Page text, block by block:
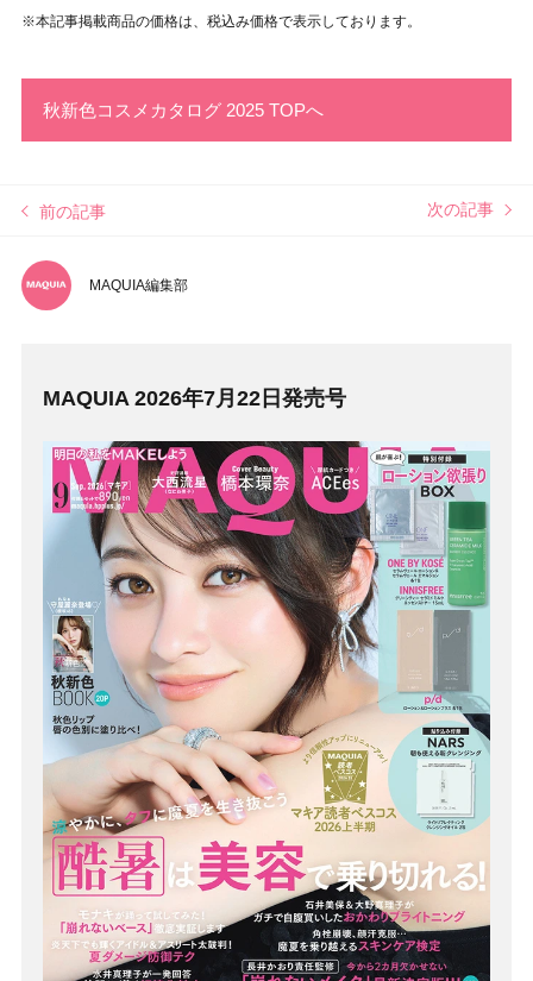
※本記事掲載商品の価格は、税込み価格で表示しております。
秋新色コスメカタログ 2025 TOPへ
前の記事 次の記事
MAQUIA編集部
MAQUIA 2026年7月22日発売号